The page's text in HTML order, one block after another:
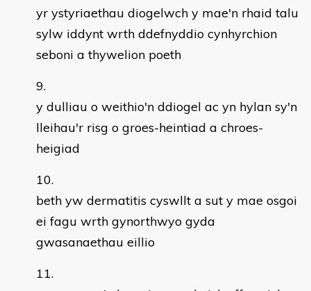
yr ystyriaethau diogelwch y mae'n rhaid talu
sylw iddynt wrth ddefnyddio cynhyrchion
seboni a thywelion poeth
y dulliau o weithio'n ddiogel ac yn hylan sy'n
lleihau'r risg o groes-heintiad a chroes-
heigiad
beth yw dermatitis cyswllt a sut y mae osgoi
ei fagu wrth gynorthwyo gyda
gwasanaethau eillio